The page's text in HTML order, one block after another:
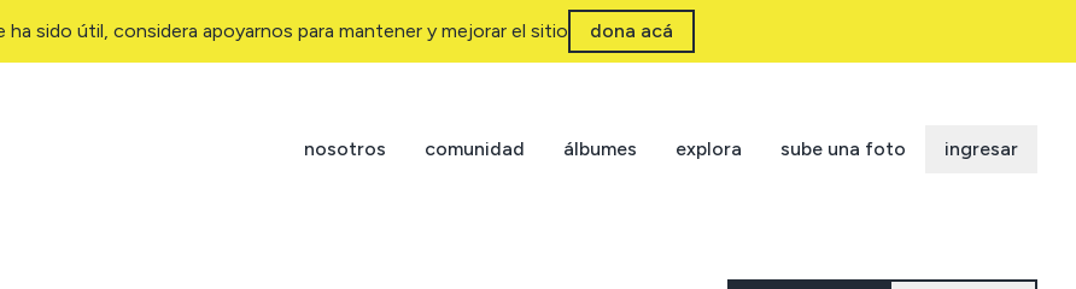
sido útil, considera apoyarnos para mantener y mejorar el sitio dona acá
nosotros comunidad álbumes explora sube una foto ingresar